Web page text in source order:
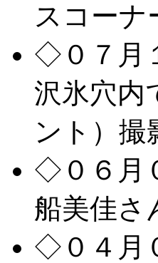
スコーナ
◇０７月
沢氷穴
ント）撮
◇０６月
船美佳さ
◇０４月